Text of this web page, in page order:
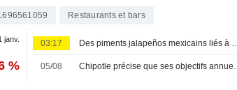
Restaurants et bars
janv.
%
03:17 Des piments jalapeños mexicains liés à une
05/08 Chipotle précise que ses